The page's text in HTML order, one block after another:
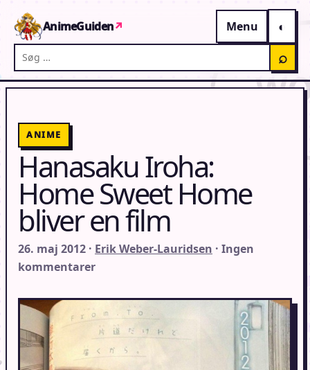
AnimeGuiden↗
Menu
Søg på AnimeGuiden
⌕
ANIME
Hanasaku Iroha:
Home Sweet Home
bliver en film
26. maj 2012 · Erik Weber-Lauridsen · Ingen
kommentarer